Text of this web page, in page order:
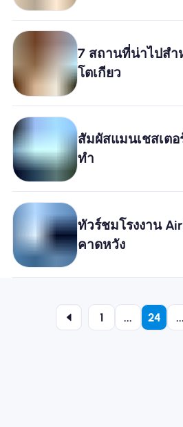
7 สถานที่น่าไปสำ
โตเกียว
สัมผัสแมนเชสเต
ทำ
ทัวร์ชมโรงงาน
คาดหวัง
1 ... 24 ...